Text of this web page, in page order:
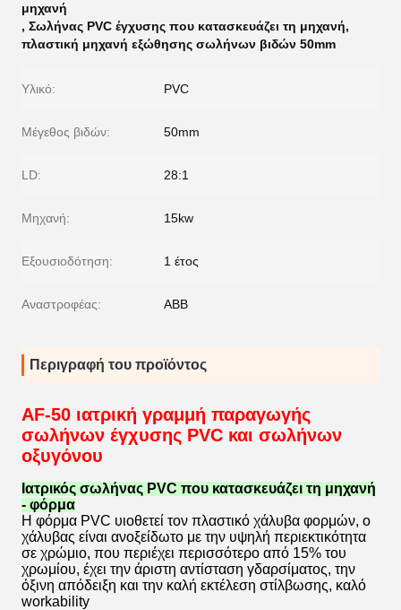
μηχανή
, Σωλήνας PVC έγχυσης που κατασκευάζει τη μηχανή,
πλαστική μηχανή εξώθησης σωλήνων βιδών 50mm
Υλικό: PVC
Μέγεθος βιδών: 50mm
LD: 28:1
Μηχανή: 15kw
Εξουσιοδότηση: 1 έτος
Αναστροφέας: ABB
Περιγραφή του προϊόντος
AF-50 ιατρική γραμμή παραγωγής
σωλήνων έγχυσης PVC και σωλήνων
οξυγόνου
Ιατρικός σωλήνας PVC που κατασκευάζει τη μηχανή
- φόρμα
Η φόρμα PVC υιοθετεί τον πλαστικό χάλυβα φορμών, ο
χάλυβας είναι ανοξείδωτο με την υψηλή περιεκτικότητα
σε χρώμιο, που περιέχει περισσότερο από 15% του
χρωμίου, έχει την άριστη αντίσταση γδαρσίματος, την
όξινη απόδειξη και την καλή εκτέλεση στίλβωσης, καλό
workability